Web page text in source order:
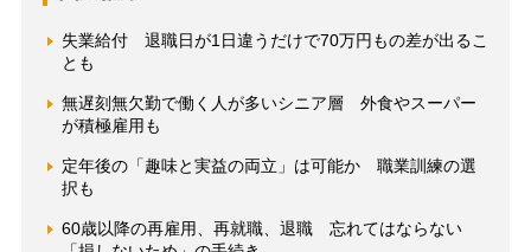
失業給付 退職日が1日違うだけで70万円もの差が出るこ
とも
無遅刻無欠勤で働く人が多いシニア層 外食やスーパー
が積極雇用も
定年後の「趣味と実益の両立」は可能か 職業訓練の選
択も
60歳以降の再雇用、再就職、退職 忘れてはならない